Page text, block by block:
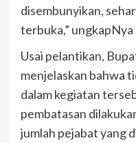
disembunyikan,
terbuka,” ungkapNya
Usai pelantikan,
menjelaskan bahwa
dalam kegiatan
pembatasan
jumlah pejabat yang